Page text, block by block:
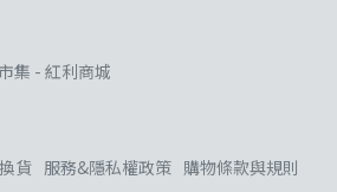
集 - 紅利商城
貨 服務&隱私權政策 購物條款與規則